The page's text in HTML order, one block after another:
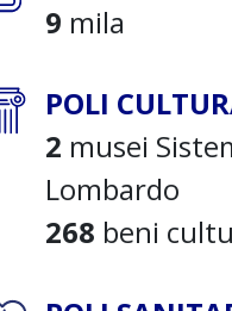
9 mila
POLI
2 musei
Lombardo
268 beni